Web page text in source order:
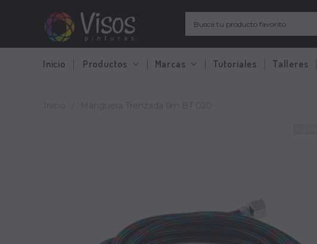
Inicio Productos Marcas Tutoriales Talleres